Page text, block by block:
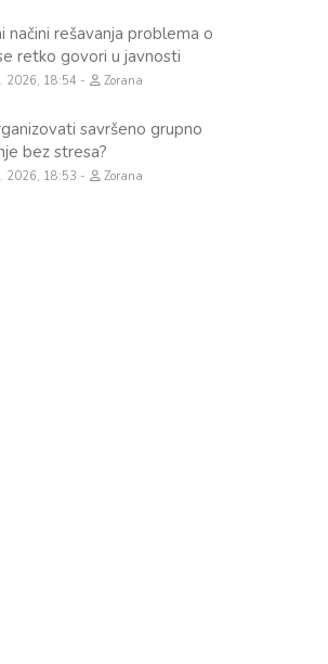
načini rešavanja problema o
retko govori u javnosti
2026, 18:54 Zorana
savršeno grupno
bez stresa?
2026, 18:53 Zorana